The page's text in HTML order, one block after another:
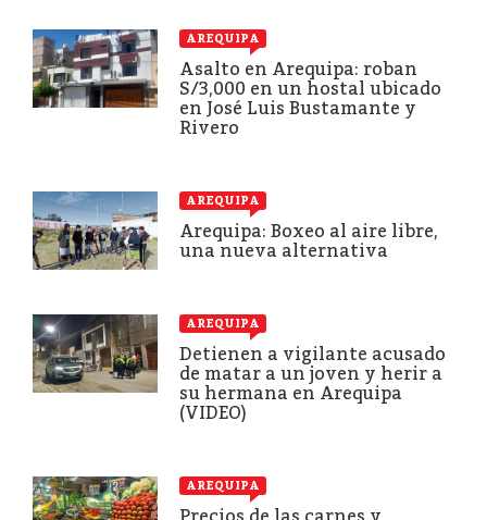
AREQUIPA
Asalto en Arequipa: roban
S/3,000 en un hostal ubicado
en José Luis Bustamante y
Rivero
AREQUIPA
Arequipa: Boxeo al aire libre,
una nueva alternativa
AREQUIPA
Detienen a vigilante acusado
de matar a un joven y herir a
su hermana en Arequipa
(VIDEO)
AREQUIPA
Precios de las carnes y